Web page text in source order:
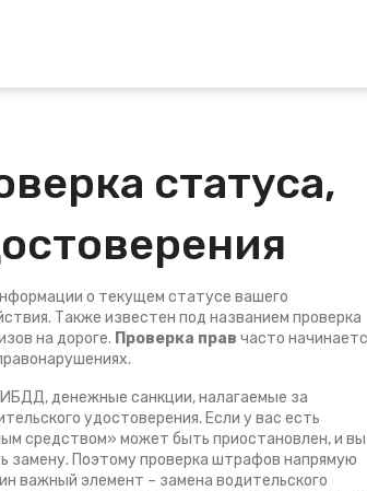
статуса,
о текущем статусе вашего
. Также известен под названием проверка
на дороге. Проверка прав часто
,денежные санкции, налагаемые за
удостоверения. Если у вас есть
средством» может быть приостановлен, и вы
замену. Поэтому проверка штрафов напрямую
важный элемент – замена водительского